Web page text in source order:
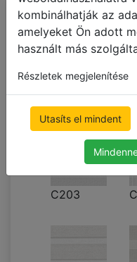
kombinálhatják az
amelyeket Ön adott
használt más
Részletek megjelenítése
Utasíts el mindent
500
C203